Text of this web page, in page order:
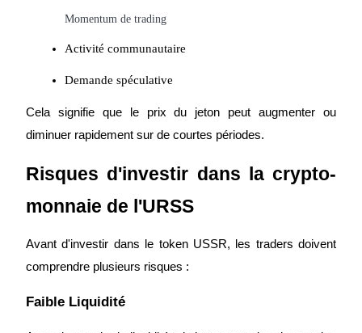
Service d'emprunt adossé à des cryptomonnaies
Obtenez des bénéfices à long terme et des intérêts flexibles
Momentum de trading
Activité communautaire
Demande spéculative
Cela signifie que le prix du jeton peut augmenter ou
diminuer rapidement sur de courtes périodes.
Risques d'investir dans la crypto-
monnaie de l'URSS
Avant d'investir dans le token USSR, les traders doivent
comprendre plusieurs risques :
Faible Liquidité